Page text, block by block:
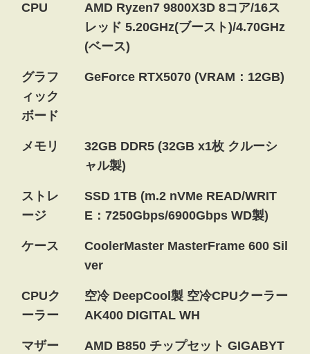
CPU
AMD Ryzen7 9800X3D 8コア/16ス
レッド 5.20GHz(ブースト)/4.70GHz
(ベース)
グラフ
ィック
ボード
GeForce RTX5070 (VRAM：12GB)
メモリ
32GB DDR5 (32GB x1枚 クルーシ
ャル製)
ストレ
ージ
SSD 1TB (m.2 nVMe READ/WRIT
E：7250Gbps/6900Gbps WD製)
ケース
CoolerMaster MasterFrame 600 Sil
ver
CPUク
ーラー
空冷 DeepCool製 空冷CPUクーラー
AK400 DIGITAL WH
マザー
AMD B850 チップセット GIGABYT